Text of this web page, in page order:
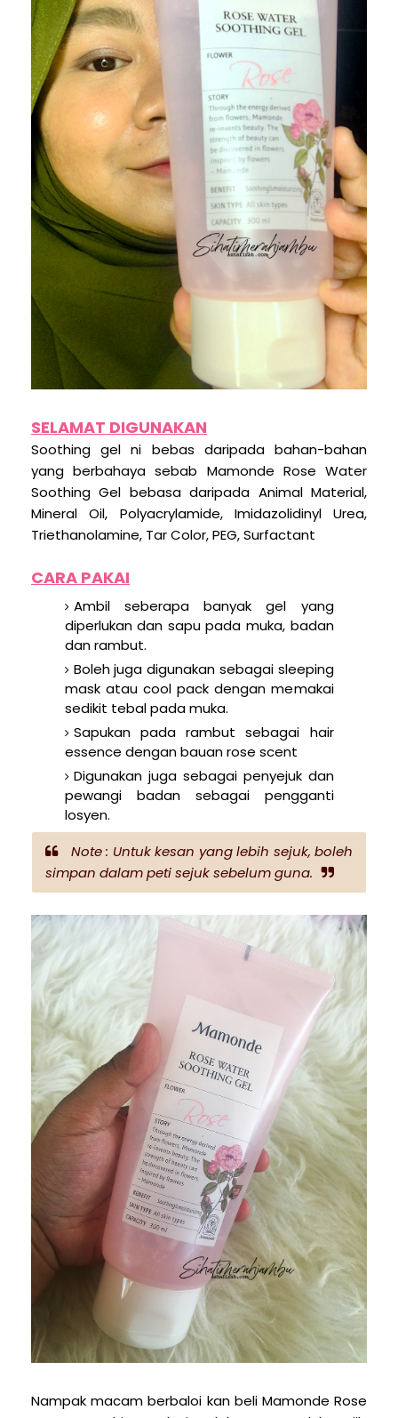
SELAMAT DIGUNAKAN
Soothing gel ni bebas daripada bahan-bahan
yang berbahaya sebab Mamonde Rose Water
Soothing Gel bebasa daripada Animal Material,
Mineral Oil, Polyacrylamide, Imidazolidinyl Urea,
Triethanolamine, Tar Color, PEG, Surfactant
CARA PAKAI
Ambil seberapa banyak gel yang
diperlukan dan sapu pada muka, badan
dan rambut.
Boleh juga digunakan sebagai sleeping
mask atau cool pack dengan memakai
sedikit tebal pada muka.
Sapukan pada rambut sebagai hair
essence dengan bauan rose scent
Digunakan juga sebagai penyejuk dan
pewangi badan sebagai pengganti
losyen.
Note : Untuk kesan yang lebih sejuk, boleh
simpan dalam peti sejuk sebelum guna.
Nampak macam berbaloi kan beli Mamonde Rose